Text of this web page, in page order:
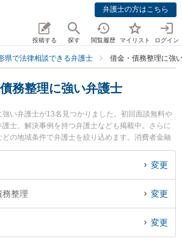
弁護士の方はこちら
投稿する 探す 閲覧履歴 マイリスト ログイン
県で法律相談できる弁護士 借金・債務整理に強
務整理に強い弁護士
い弁護士が13名見つかりました。初回面談無料や
士、解決事例を持つ弁護士なども掲載中。さらに
の地域条件で弁護士を絞り込めます。消費者金融
の債務整理、リボ払いの債務整理等の細かな分野
利です。特に樹氷の森法律事務所の細江 大樹弁護士
・債務整理のトラブルを今すぐに弁護士に相談した
ブル解決の実績豊富な近くの弁護士を検索した
・債務整理を法律相談できる山形県内の弁護士に相
変更
務整理 変更
変更